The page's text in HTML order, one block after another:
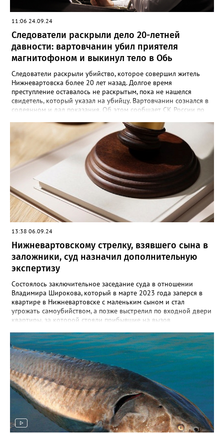
11:06 24.09.24
Следователи раскрыли дело 20-летней
давности: вартовчанин убил приятеля
магнитофоном и выкинул тело в Обь
Следователи раскрыли убийство, которое совершил житель
Нижневартовска более 20 лет назад. Долгое время
преступление оставалось не раскрытым, пока не нашелся
свидетель, который указал на убийцу. Вартовчанин сознался в
содеянном и дал показания. Об этом сообщает СК России по
декабря 2001 года 22 летний вартовчанин находился в
квартире по улице Менделеева вместе со своим 29-летним
знакомым. Произошла ссора и мужчина нанес приятелю
множественные удары руками и кассетным магнитофоном в
голову. От полученных травм он скончался. Вартовчанин
испугался и выбросил тело в Обь. Уголовное дело с
обвинительным заключением направлено в суд для
рассмотрения. Вартовчанину грозит до пятнадцати лет
лишения свободы.
13:38 06.09.24
Нижневартовскому стрелку, взявшего сына в
заложники, суд назначил дополнительную
экспертизу
Состоялось заключительное заседание суда в отношении
Владимира Широкова, который в марте 2023 года заперся в
квартире в Нижневартовске с маленьким сыном и стал
угрожать самоубийством, а позже выстрелил по входной двери
квартиры, за которой стояли прибывшие на вызов
квартиры и подвала дома. В происшествии никто не пострадал,
силовики договорились с Широковым, он отпустил ребенка и
сдался сам. Как рассказал Gorod3466.ru источник, знакомый с
ситуацией, на заседании суда было принято постановление
провести дополнительную экспертизу из-за недостоверности
психолого- психиатрической экспертизы, проведенной ранее.
До проведения проверки Владимир будет находится в СИЗО.
Напомним, ранее в 2023 году Широкову выдвигались
обвинения по двум статьям: в незаконном лишении свободы
несовершеннолетнего и посягательстве на жизнь сотрудников
правоохранительных органов. После проведения следственных